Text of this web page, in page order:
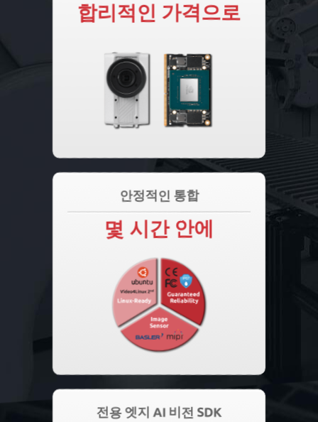
합리적인 가격으로
안정적인 통합
몇 시간 안에
전용 엣지 AI 비전 SDK